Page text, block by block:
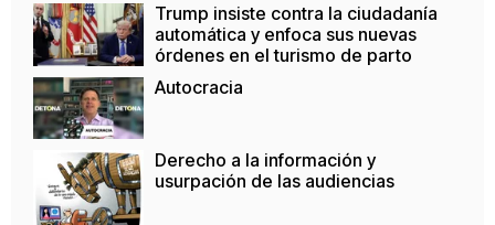
Trump insiste contra la ciudadanía
automática y enfoca sus nuevas
órdenes en el turismo de parto
Autocracia
Derecho a la información y
usurpación de las audiencias